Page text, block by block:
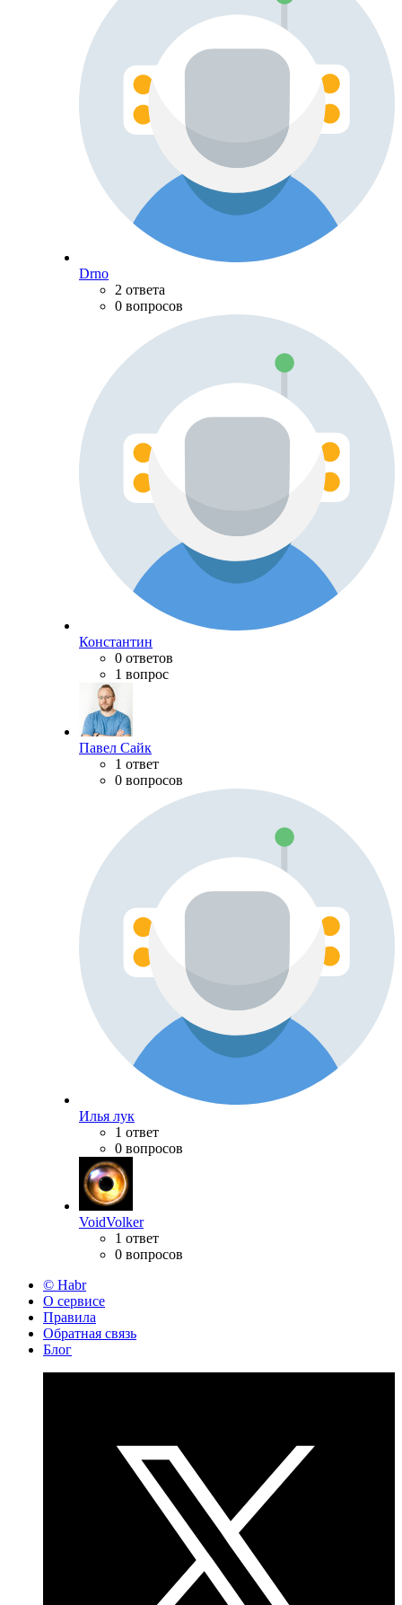
Drno
2 ответа
0 вопросов
Константин
0 ответов
1 вопрос
Павел Сайк
1 ответ
0 вопросов
Илья лук
1 ответ
0 вопросов
VoidVolker
1 ответ
0 вопросов
© Habr
О сервисе
Правила
Обратная связь
Блог